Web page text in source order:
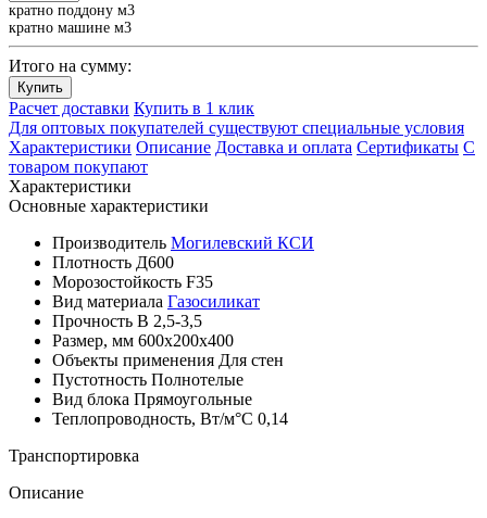
кратно поддону м3
кратно машине м3
Итого на сумму:
Купить
Расчет доставки Купить в 1 клик
Для оптовых покупателей существуют специальные условия
Характеристики Описание Доставка и оплата Сертификаты С
товаром покупают
Характеристики
Основные характеристики
Производитель Могилевский КСИ
Плотность Д600
Морозостойкость F35
Вид материала Газосиликат
Прочность B 2,5-3,5
Размер, мм 600х200х400
Объекты применения Для стен
Пустотность Полнотелые
Вид блока Прямоугольные
Теплопроводность, Вт/м°С 0,14
Транспортировка
Описание